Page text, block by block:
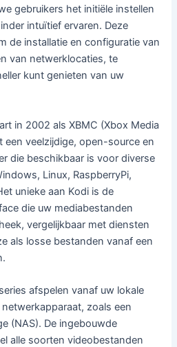
gebruikers het initiële instellen
intuïtief ervaren. Deze
de installatie en configuratie van
van netwerklocaties, te
kunt genieten van uw
in 2002 als XBMC (Xbox Media
een veelzijdige, open-source en
die beschikbaar is voor diverse
Linux, RaspberryPi,
unieke aan Kodi is de
die uw mediabestanden
vergelijkbaar met diensten
als losse bestanden vanaf een
afspelen vanaf uw lokale
zoals een
(NAS). De ingebouwde
alle soorten videobestanden